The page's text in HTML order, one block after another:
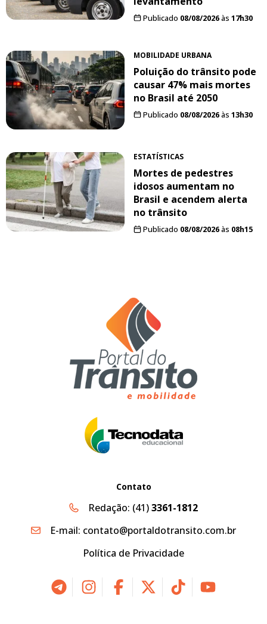
Publicado 08/08/2026às 17h30
MOBILIDADE URBANA
Poluição do trânsito pode
causar 47% mais mortes
no Brasil até 2050
Publicado 08/08/2026às 13h30
ESTATÍSTICAS
Mortes de pedestres
idosos aumentam no
Brasil e acendem alerta
no trânsito
Publicado 08/08/2026às 08h15
Contato
Redação: (41)3361-1812
E-mail: contato@portaldotransito.com.br
Política de Privacidade